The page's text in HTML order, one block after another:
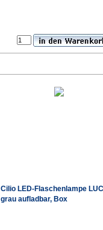
Cilio LED-Flaschenlampe
grau aufladbar, Box